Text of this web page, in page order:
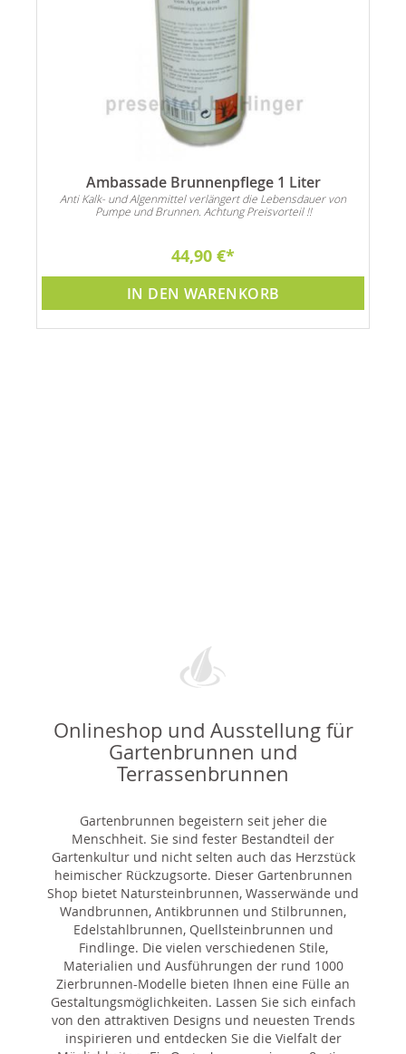
Ambassade Brunnenpflege 1 Liter
Anti Kalk- und Algenmittel verlängert die Lebensdauer von
Pumpe und Brunnen. Achtung Preisvorteil !!
44,90 €
IN DEN WARENKORB
Onlineshop und Ausstellung für
Gartenbrunnen und
Terrassenbrunnen
Gartenbrunnen begeistern seit jeher die
Menschheit. Sie sind fester Bestandteil der
Gartenkultur und nicht selten auch das Herzstück
heimischer Rückzugsorte. Dieser Gartenbrunnen
Shop bietet Natursteinbrunnen, Wasserwände und
Wandbrunnen, Antikbrunnen und Stilbrunnen,
Edelstahlbrunnen, Quellsteinbrunnen und
Findlinge. Die vielen verschiedenen Stile,
Materialien und Ausführungen der rund 1000
Zierbrunnen-Modelle bieten Ihnen eine Fülle an
Gestaltungsmöglichkeiten. Lassen Sie sich einfach
von den attraktiven Designs und neuesten Trends
inspirieren und entdecken Sie die Vielfalt der